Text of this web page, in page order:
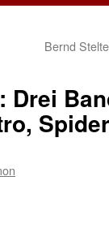
Bernd
Drei